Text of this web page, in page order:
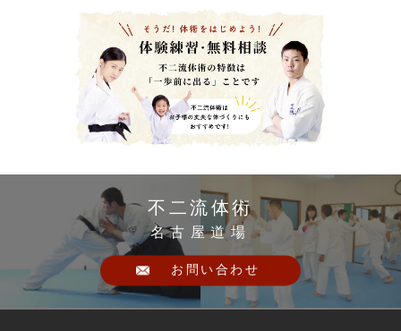
不二流体術
名古屋道場
お問い合わせ